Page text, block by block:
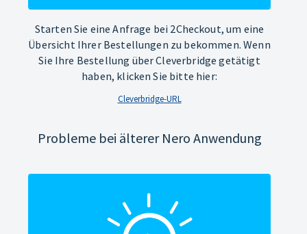
Starten Sie eine Anfrage bei 2Checkout, um eine
Übersicht Ihrer Bestellungen zu bekommen. Wenn
Sie Ihre Bestellung über Cleverbridge getätigt
haben, klicken Sie bitte hier:
Cleverbridge-URL
Probleme bei älterer Nero Anwendung